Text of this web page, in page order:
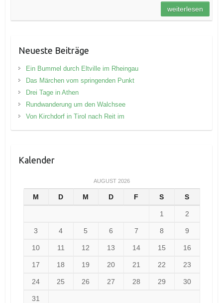
weiterlesen
Neueste Beiträge
Ein Bummel durch Eltville im Rheingau
Das Märchen vom springenden Punkt
Drei Tage in Athen
Rundwanderung um den Walchsee
Von Kirchdorf in Tirol nach Reit im
Kalender
AUGUST 2026
M D M D F S S
1 2
3 4 5 6 7 8 9
10 11 12 13 14 15 16
17 18 19 20 21 22 23
24 25 26 27 28 29 30
31